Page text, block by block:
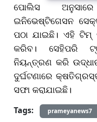
ପୋଲିସ
ଇନିଭେଷ୍ଟିଗେସନ
ପଠା ଯାଇଛି। ଏହି ଟିମ୍
କରିବ। ସେହିପରି
ନିୟନ୍ତ୍ରଣ କରି ଉଦ୍ଧାର
ଦୁର୍ଘଟଣାରେ
ସଫା କରାଯାଇଛି।
Tags: prameyanews7